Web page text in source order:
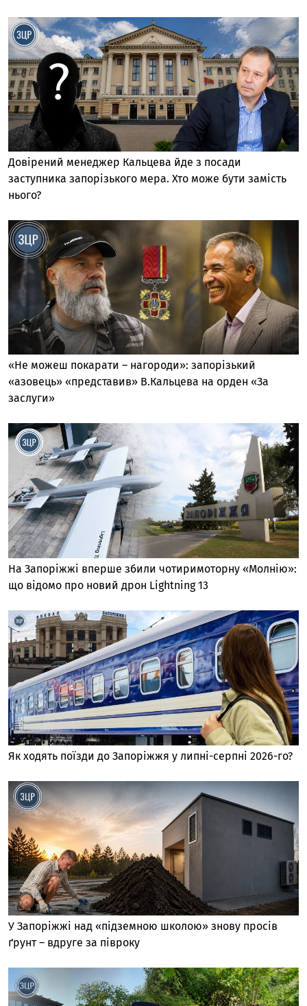
Довірений менеджер Кальцева йде з посади
заступника запорізького мера. Хто може бути замість
нього?
«Не можеш покарати – нагороди»: запорізький
«азовець» «представив» В.Кальцева на орден «За
заслуги»
На Запоріжжі вперше збили чотиримоторну «Молнію»:
що відомо про новий дрон Lightning 13
Як ходять поїзди до Запоріжжя у липні-серпні 2026-го?
У Запоріжжі над «підземною школою» знову просів
ґрунт – вдруге за півроку